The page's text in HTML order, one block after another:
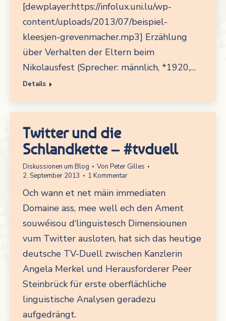
[dewplayer:https://infolux.uni.lu/wp-
content/uploads/2013/07/beispiel-
kleesjen-grevenmacher.mp3] Erzählung
über Verhalten der Eltern beim
Nikolausfest (Sprecher: männlich, *1920,…
Details
Twitter und die
Schlandkette – #tvduell
Diskussionen um Blog Von Peter Gilles
2. September 2013
1 Kommentar
Och wann et net mäin immediaten
Domaine ass, mee well ech den Ament
souwéisou d‘linguistesch Dimensiounen
vum Twitter ausloten, hat sich das heutige
deutsche TV-Duell zwischen Kanzlerin
Angela Merkel und Herausforderer Peer
Steinbrück für erste oberflächliche
linguistische Analysen geradezu
aufgedrängt.